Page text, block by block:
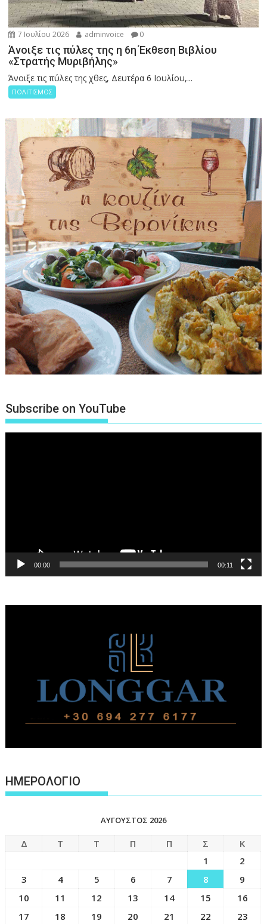
7 Ιουλίου 2026 adminvoice 0
Άνοιξε τις πύλες της η 6η Έκθεση Βιβλίου
«Στρατής Μυριβήλης»
Άνοιξε τις πύλες της χθες, Δευτέρα 6 Ιουλίου,...
ΠΟΛΙΤΙΣΜΟΣ
Subscribe on YouTube
00:00 00:11
ΗΜΕΡΟΛΟΓΙΟ
ΑΎΓΟΥΣΤΟΣ 2026
Δ Τ Τ Π Π Σ
Κ
1
2
3
4 5 6 7 8
9
10
11 12 13 14 15
16
17
18 19 20 21 22
23